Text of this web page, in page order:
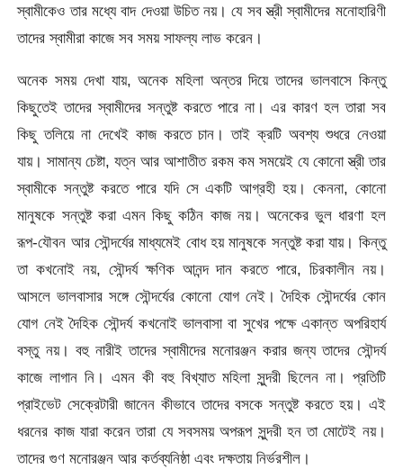
স্বামীকেও তার মধ্যে বাদ দেওয়া উচিত নয়। যে সব স্ত্রী স্বামীদের মনোহারিণী
তাদের স্বামীরা কাজে সব সময় সাফল্য লাভ করেন।
অনেক সময় দেখা যায়, অনেক মহিলা অন্তর দিয়ে তাদের ভালবাসে কিন্তু
কিছুতেই তাদের স্বামীদের সন্তুষ্ট করতে পারে না। এর কারণ হল তারা সব
কিছু তলিয়ে না দেখেই কাজ করতে চান। তাই ক্রটি অবশ্য শুধরে নেওয়া
যায়। সামান্য চেষ্টা, যত্ন আর আশাতীত রকম কম সময়েই যে কোনো স্ত্রী তার
স্বামীকে সন্তুষ্ট করতে পারে যদি সে একটি আগ্রহী হয়। কেননা, কোনো
মানুষকে সন্তুষ্ট করা এমন কিছু কঠিন কাজ নয়। অনেকের ভুল ধারণা হল
রূপ-যৌবন আর সৌন্দর্যের মাধ্যমেই বোধ হয় মানুষকে সন্তুষ্ট করা যায়। কিন্তু
তা কখনোই নয়, সৌন্দর্য ক্ষণিক আনন্দ দান করতে পারে, চিরকালীন নয়।
আসলে ভালবাসার সঙ্গে সৌন্দর্যের কোনো যোগ নেই। দৈহিক সৌন্দর্যের কোন
যোগ নেই দৈহিক সৌন্দর্য কখনোই ভালবাসা বা সুখের পক্ষে একান্ত অপরিহার্য
বস্তু নয়। বহু নারীই তাদের স্বামীদের মনোরঞ্জন করার জন্য তাদের সৌন্দর্য
কাজে লাগান নি। এমন কী বহু বিখ্যাত মহিলা সুন্দরী ছিলেন না। প্রতিটি
প্রাইভেট সেক্রেটারী জানেন কীভাবে তাদের বসকে সন্তুষ্ট করতে হয়। এই
ধরনের কাজ যারা করেন তারা যে সবসময় অপরূপ সুন্দরী হন তা মোটেই নয়।
তাদের গুণ মনোরঞ্জন আর কর্তব্যনিষ্ঠা এবং দক্ষতায় নির্ভরশীল।